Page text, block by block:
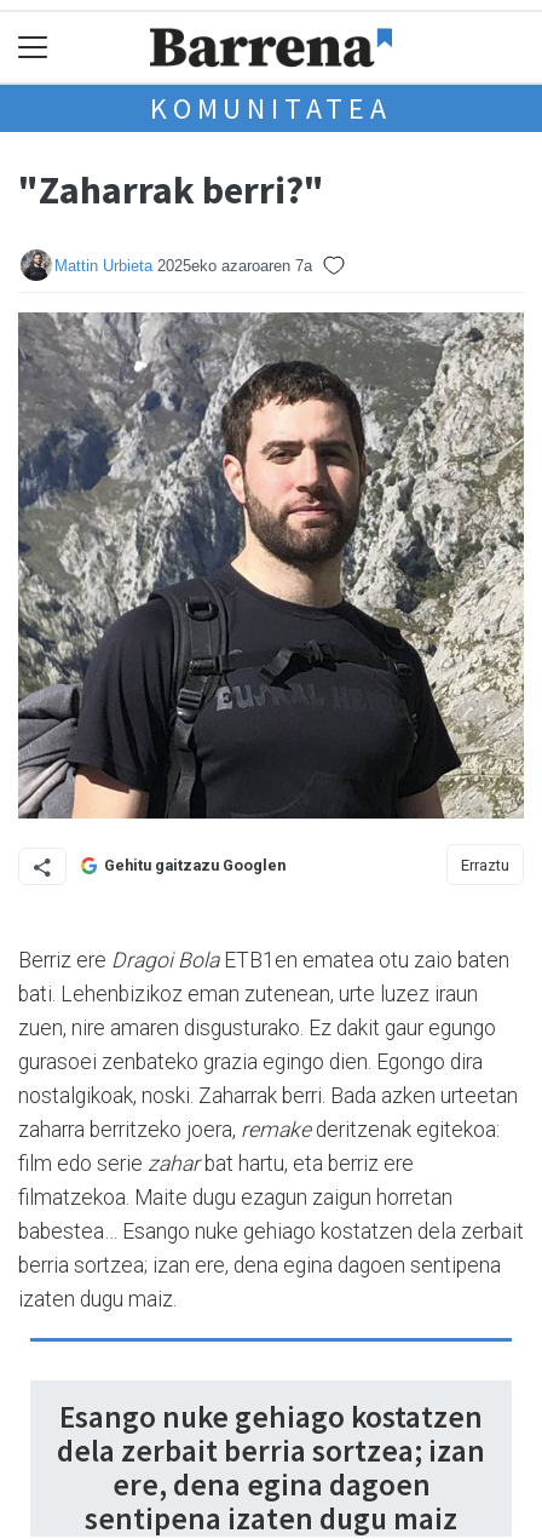
KOMUNITATEA
"Zaharrak berri?"
Mattin Urbieta 2025eko azaroaren 7a
Gehitu gaitzazu Googlen Erraztu
Berriz ere Dragoi BolaETB1en ematea otu zaio baten
bati. Lehenbizikoz eman zutenean, urte luzez iraun
zuen, nire amaren disgusturako. Ez dakit gaur egungo
gurasoei zenbateko grazia egingo dien. Egongo dira
nostalgikoak, noski. Zaharrak berri. Bada azken urteetan
zaharra berritzeko joera, remakederitzenak egitekoa:
film edo serie zaharbat hartu, eta berriz ere
filmatzekoa. Maite dugu ezagun zaigun horretan
babestea… Esango nuke gehiago kostatzen dela zerbait
berria sortzea; izan ere, dena egina dagoen sentipena
izaten dugu maiz.
Esango nuke gehiago kostatzen
dela zerbait berria sortzea; izan
ere, dena egina dagoen
sentipena izaten dugu maiz